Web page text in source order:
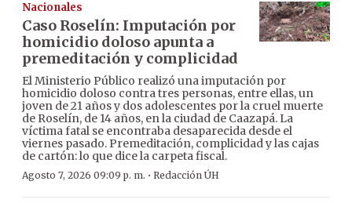
Nacionales
Caso Roselín: Imputación por
homicidio doloso apunta a
premeditación y complicidad
El Ministerio Público realizó una imputación por
homicidio doloso contra tres personas, entre ellas, un
joven de 21 años y dos adolescentes por la cruel muerte
de Roselín, de 14 años, en la ciudad de Caazapá. La
víctima fatal se encontraba desaparecida desde el
viernes pasado. Premeditación, complicidad y las cajas
de cartón: lo que dice la carpeta fiscal.
Agosto 7, 2026 09:09 p. m. · Redacción ÚH